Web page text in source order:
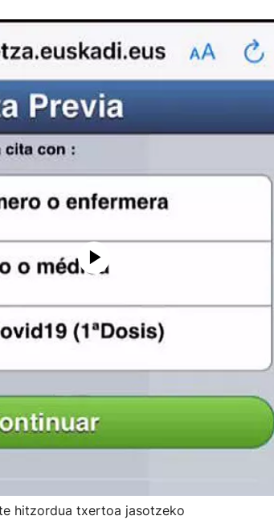
hitzordua txertoa jasotzeko